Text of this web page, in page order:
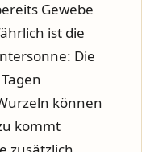
Gewebe
ist die
Die
können
kommt